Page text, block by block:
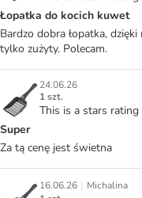
Łopatka do kocich kuwet
Bardzo dobra łopatka,
tylko zużyty. Polecam.
24.06.26
1 szt.
This is a stars
Super
Za tą cenę jest świetna
16.06.26 | Michalina